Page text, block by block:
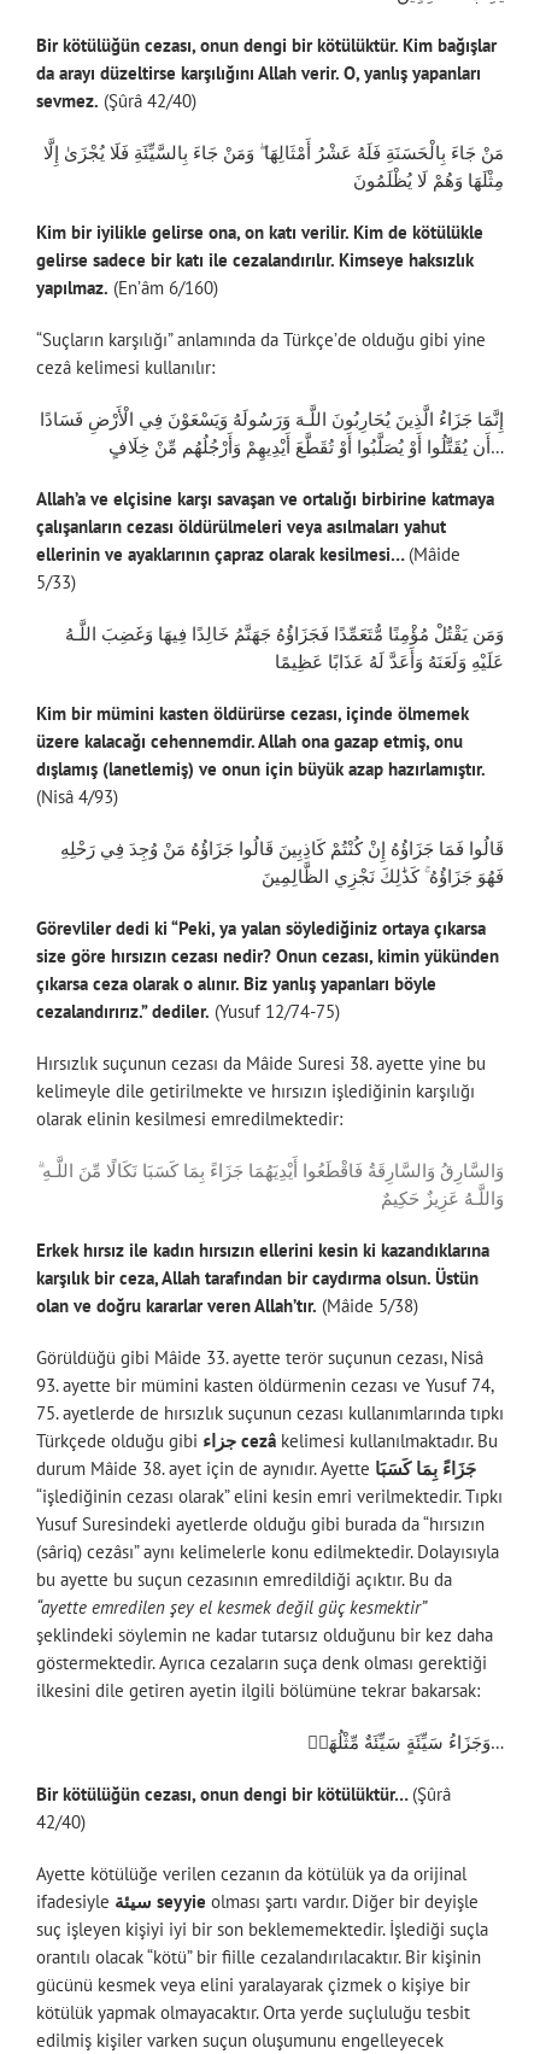
Bir kötülüğün cezası, onun dengi bir kötülüktür. Kim bağışlar
da arayı düzeltirse karşılığını Allah verir. O, yanlış yapanları
sevmez. (Şûrâ 42/40)
مَنْ جَاءَ بِالْحَسَنَةِ فَلَهُ عَشْرُ أَمْثَالِهَا ۖ وَمَنْ جَاءَ بِالسَّيِّئَةِ فَلَا يُجْزَىٰ إِلَّا
مِثْلَهَا وَهُمْ لَا يُظْلَمُونَ
Kim bir iyilikle gelirse ona, on katı verilir. Kim de kötülükle
gelirse sadece bir katı ile cezalandırılır. Kimseye haksızlık
yapılmaz. (En’âm 6/160)
“Suçların karşılığı” anlamında da Türkçe’de olduğu gibi yine
cezâ kelimesi kullanılır:
إِنَّمَا جَزَاءُ الَّذِينَ يُحَارِبُونَ اللَّـهَ وَرَسُولَهُ وَيَسْعَوْنَ فِي الْأَرْضِ فَسَادًا
أَن يُقَتَّلُوا أَوْ يُصَلَّبُوا أَوْ تُقَطَّعَ أَيْدِيهِمْ وَأَرْجُلُهُم مِّنْ خِلَافٍ…
Allah’a ve elçisine karşı savaşan ve ortalığı birbirine katmaya
çalışanların cezası öldürülmeleri veya asılmaları yahut
ellerinin ve ayaklarının çapraz olarak kesilmesi… (Mâide
5/33)
وَمَن يَقْتُلْ مُؤْمِنًا مُّتَعَمِّدًا فَجَزَاؤُهُ جَهَنَّمُ خَالِدًا فِيهَا وَغَضِبَ اللَّـهُ
عَلَيْهِ وَلَعَنَهُ وَأَعَدَّ لَهُ عَذَابًا عَظِيمًا
Kim bir mümini kasten öldürürse cezası, içinde ölmemek
üzere kalacağı cehennemdir. Allah ona gazap etmiş, onu
dışlamış (lanetlemiş) ve onun için büyük azap hazırlamıştır.
(Nisâ 4/93)
قَالُوا فَمَا جَزَاؤُهُ إِنْ كُنْتُمْ كَاذِبِينَ قَالُوا جَزَاؤُهُ مَنْ وُجِدَ فِي رَحْلِهِ
فَهُوَ جَزَاؤُهُ ۚ كَذَٰلِكَ نَجْزِي الظَّالِمِينَ
Görevliler dedi ki “Peki, ya yalan söylediğiniz ortaya çıkarsa
size göre hırsızın cezası nedir? Onun cezası, kimin yükünden
çıkarsa ceza olarak o alınır. Biz yanlış yapanları böyle
cezalandırırız.” dediler. (Yusuf 12/74-75)
Hırsızlık suçunun cezası da Mâide Suresi 38. ayette yine bu
kelimeyle dile getirilmekte ve hırsızın işlediğinin karşılığı
olarak elinin kesilmesi emredilmektedir:
وَالسَّارِقُ وَالسَّارِقَةُ فَاقْطَعُوا أَيْدِيَهُمَا جَزَاءً بِمَا كَسَبَا نَكَالًا مِّنَ اللَّـهِ ۗ
وَاللَّـهُ عَزِيزٌ حَكِيمٌ
Erkek hırsız ile kadın hırsızın ellerini kesin ki kazandıklarına
karşılık bir ceza, Allah tarafından bir caydırma olsun. Üstün
olan ve doğru kararlar veren Allah’tır. (Mâide 5/38)
Görüldüğü gibi Mâide 33. ayette terör suçunun cezası, Nisâ
93. ayette bir mümini kasten öldürmenin cezası ve Yusuf 74,
75. ayetlerde de hırsızlık suçunun cezası kullanımlarında tıpkı
Türkçede olduğu gibi
جزاء cezâ kelimesi kullanılmaktadır. Bu
durum Mâide 38. ayet için de aynıdır. Ayette جَزَاءً بِمَا كَسَبَا
“işlediğinin cezası olarak” elini kesin emri verilmektedir. Tıpkı
Yusuf Suresindeki ayetlerde olduğu gibi burada da “hırsızın
(sâriq) cezâsı” aynı kelimelerle konu edilmektedir. Dolayısıyla
bu ayette bu suçun cezasının emredildiği açıktır. Bu da
“ayette emredilen şey el kesmek değil güç kesmektir”
şeklindeki söylemin ne kadar tutarsız olduğunu bir kez daha
göstermektedir. Ayrıca cezaların suça denk olması gerektiği
ilkesini dile getiren ayetin ilgili bölümüne tekrar bakarsak:
وَجَزَاءُ سَيِّئَةٍ سَيِّئَةٌ مِّثْلُهَاۖ…
Bir kötülüğün cezası, onun dengi bir kötülüktür… (Şûrâ
42/40)
Ayette kötülüğe verilen cezanın da kötülük ya da orijinal
ifadesiyle
سيئة seyyie olması şartı vardır. Diğer bir deyişle
suç işleyen kişiyi iyi bir son beklememektedir. İşlediği suçla
orantılı olacak “kötü” bir fiille cezalandırılacaktır. Bir kişinin
gücünü kesmek veya elini yaralayarak çizmek o kişiye bir
kötülük yapmak olmayacaktır. Orta yerde suçluluğu tesbit
edilmiş kişiler varken suçun oluşumunu engelleyecek